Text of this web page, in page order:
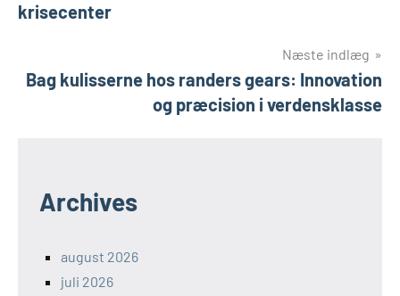
krisecenter
Næste indlæg
Bag kulisserne hos randers gears: Innovation
og præcision i verdensklasse
Archives
august 2026
juli 2026